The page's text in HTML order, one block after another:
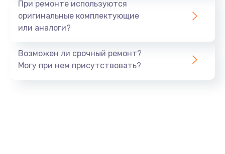
При ремонте используются
оригинальные комплектующие
или аналоги?
Возможен ли срочный ремонт?
Могу при нем присутствовать?